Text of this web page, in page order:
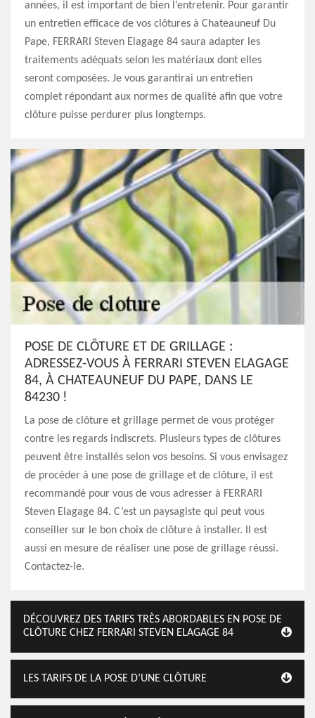
années, il est important de bien l’entretenir. Pour garantir
un entretien efficace de vos clôtures à Chateauneuf Du
Pape, FERRARI Steven Elagage 84 saura adapter les
traitements adéquats selon les matériaux dont elles
seront composées. Je vous garantirai un entretien
complet répondant aux normes de qualité afin que votre
clôture puisse perdurer plus longtemps.
POSE DE CLÔTURE ET DE GRILLAGE :
ADRESSEZ-VOUS À FERRARI STEVEN ELAGAGE
84, À CHATEAUNEUF DU PAPE, DANS LE
84230 !
La pose de clôture et grillage permet de vous protéger
contre les regards indiscrets. Plusieurs types de clôtures
peuvent être installés selon vos besoins. Si vous envisagez
de procéder à une pose de grillage et de clôture, il est
recommandé pour vous de vous adresser à FERRARI
Steven Elagage 84. C’est un paysagiste qui peut vous
conseiller sur le bon choix de clôture à installer. Il est
aussi en mesure de réaliser une pose de grillage réussi.
Contactez-le.
DÉCOUVREZ DES TARIFS TRÈS ABORDABLES EN POSE DE
CLÔTURE CHEZ FERRARI STEVEN ELAGAGE 84
LES TARIFS DE LA POSE D’UNE CLÔTURE